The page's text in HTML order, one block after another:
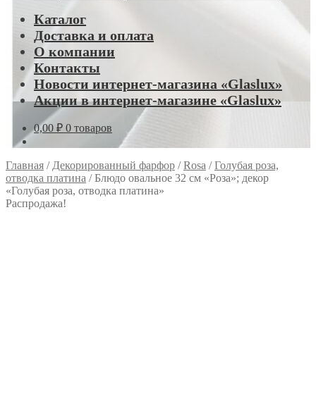
Каталог
Доставка и оплата
О компании
Контакты
Новости интернет-магазина «Glaslux»
Акции в интернет-магазине «Glaslux»
0,00 ₽ 0 товаров
Главная / Декорированный фарфор /Rosa /Голубая роза,
отводка платина /Блюдо овальное 32 см «Роза»; декор
«Голубая роза, отводка платина»
Распродажа!